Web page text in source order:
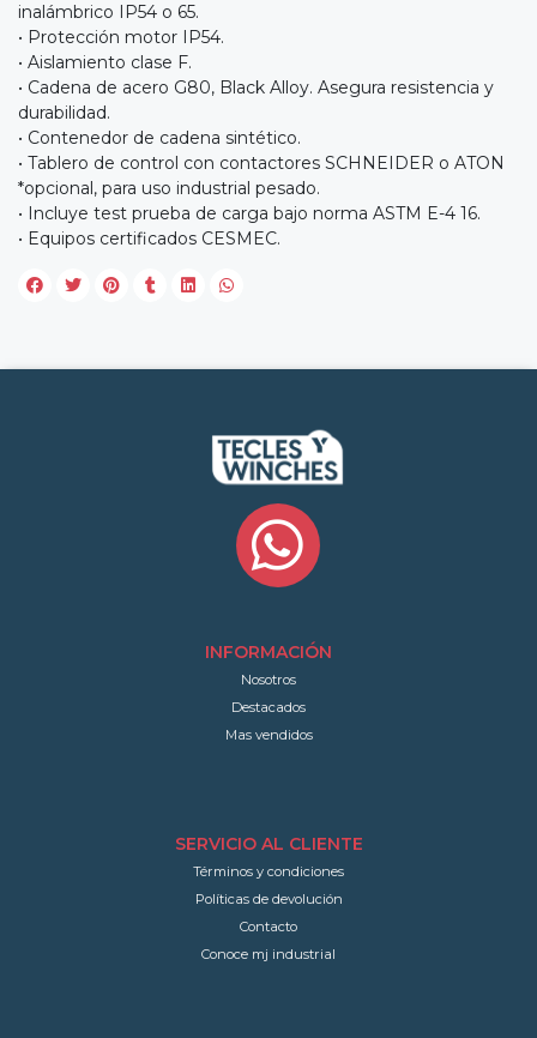
inalámbrico IP54 o 65.
• Protección motor IP54.
• Aislamiento clase F.
• Cadena de acero G80, Black Alloy. Asegura resistencia y
durabilidad.
• Contenedor de cadena sintético.
• Tablero de control con contactores SCHNEIDER o ATON
*opcional, para uso industrial pesado.
• Incluye test prueba de carga bajo norma ASTM E-4 16.
• Equipos certificados CESMEC.
INFORMACIÓN
Nosotros
Destacados
Mas vendidos
SERVICIO AL CLIENTE
Términos y condiciones
Políticas de devolución
Contacto
Conoce mj industrial